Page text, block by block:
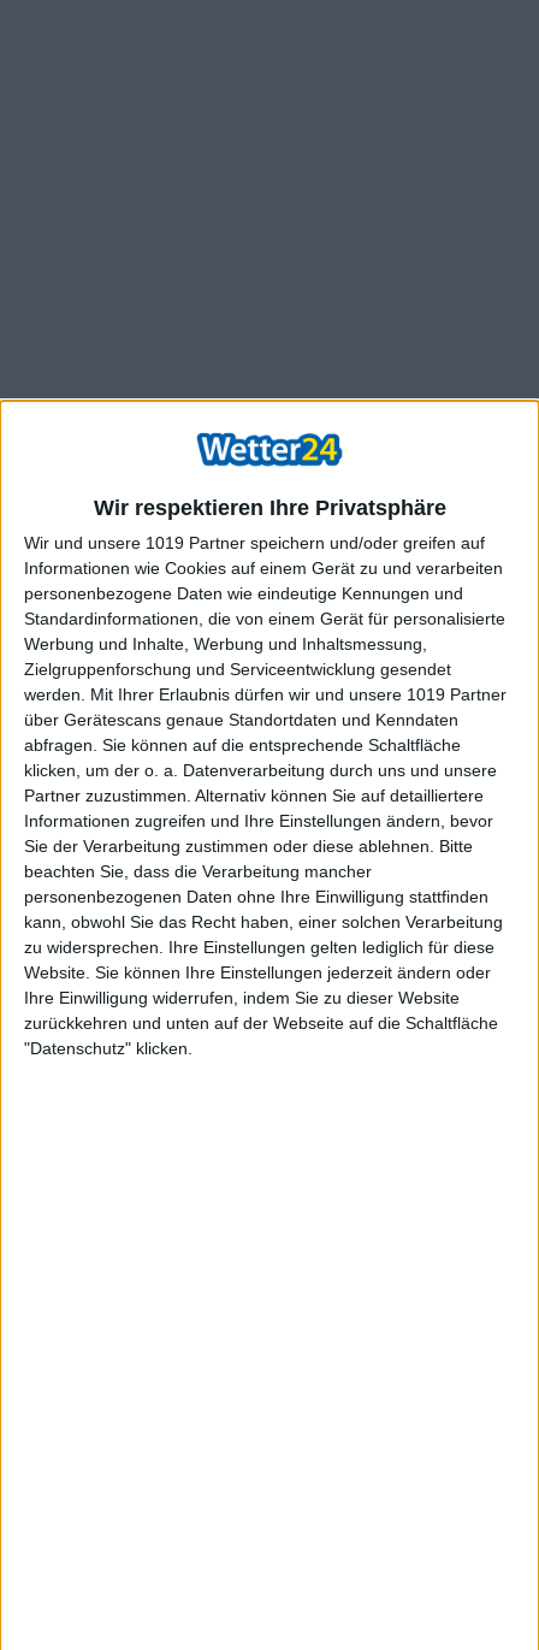
Wir respektieren Ihre Privatsphäre
Wir und unsere 1019 Partner speichern und/oder greifen auf
Informationen wie Cookies auf einem Gerät zu und verarbeiten
personenbezogene Daten wie eindeutige Kennungen und
Standardinformationen, die von einem Gerät für personalisierte
Werbung und Inhalte, Werbung und Inhaltsmessung,
Zielgruppenforschung und Serviceentwicklung gesendet
werden.
Mit Ihrer Erlaubnis dürfen wir und unsere 1019 Partner
über Gerätescans genaue Standortdaten und Kenndaten
abfragen. Sie können auf die entsprechende Schaltfläche
klicken, um der o. a. Datenverarbeitung durch uns und unsere
Partner zuzustimmen. Alternativ können Sie auf detailliertere
Informationen zugreifen und Ihre Einstellungen ändern, bevor
Sie der Verarbeitung zustimmen oder diese ablehnen.
Bitte
beachten Sie, dass die Verarbeitung mancher
personenbezogenen Daten ohne Ihre Einwilligung stattfinden
kann, obwohl Sie das Recht haben, einer solchen Verarbeitung
zu widersprechen. Ihre Einstellungen gelten lediglich für diese
Website. Sie können Ihre Einstellungen jederzeit ändern oder
Ihre Einwilligung widerrufen, indem Sie zu dieser Website
zurückkehren und unten auf der Webseite auf die Schaltfläche
"Datenschutz" klicken.